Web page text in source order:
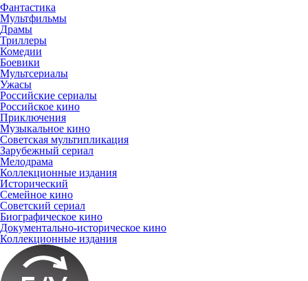
Фантастика
Мультфильмы
Драмы
Триллеры
Комедии
Боевики
Мультсериалы
Ужасы
Российские сериалы
Российское кино
Приключения
Музыкальное кино
Советская мультипликация
Зарубежный сериал
Мелодрама
Коллекционные издания
Исторический
Семейное кино
Советский сериал
Биографическое кино
Документально-историческое кино
Коллекционные издания